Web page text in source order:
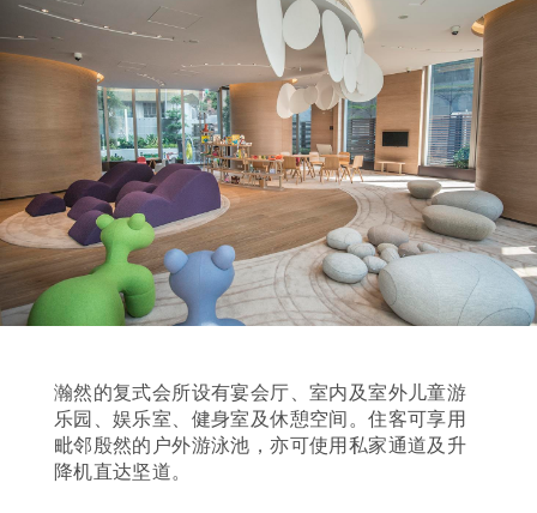
瀚然的复式会所设有宴会厅、室内及室外儿童游
乐园、娱乐室、健身室及休憩空间。住客可享用
毗邻殷然的户外游泳池，亦可使用私家通道及升
降机直达坚道。